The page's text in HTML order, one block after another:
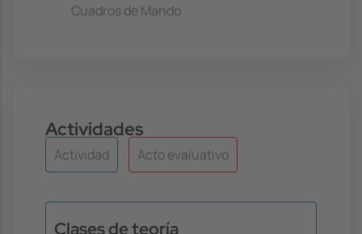
Cuadros de Mando
Actividades
Actividad Acto evaluativo
Clases de teoría